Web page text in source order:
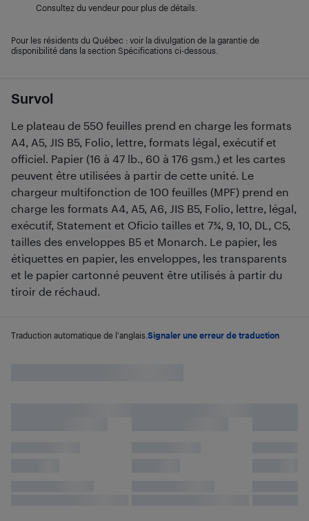
Survol
Le plateau de 550 feuilles prend en charge les formats
A4, A5, JIS B5, Folio, lettre, formats légal, exécutif et
officiel. Papier (16 à 47 lb., 60 à 176 gsm.) et les cartes
peuvent être utilisées à partir de cette unité. Le
chargeur multifonction de 100 feuilles (MPF) prend en
charge les formats A4, A5, A6, JIS B5, Folio, lettre, légal,
exécutif, Statement et Oficio tailles et 7¾, 9, 10, DL, C5,
tailles des enveloppes B5 et Monarch. Le papier, les
étiquettes en papier, les enveloppes, les transparents
et le papier cartonné peuvent être utilisés à partir du
tiroir de réchaud.
Traduction automatique de l'anglais. Signaler une erreur de traduction
Consultez du vendeur pour plus de détails.
Pour les résidents du Québec : voir la divulgation de la garantie de
disponibilité dans la section Spécifications ci-dessous.